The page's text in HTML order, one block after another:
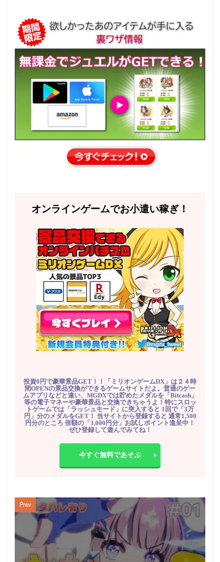
オンラインゲームでお小遣い稼ぎ！
投資0円で豪華景品GET！！「ミリオンゲームDX」は２４時
間OPENの景品交換ができるゲームサイトだよ。普通のゲー
ムアプリなどと違い、MGDXでは貯めたメダルを「Bitcash」
等の電子マネーや豪華景品と交換できちゃうよ！特にスロッ
トゲームでは「ラッシュモード」に突入すると 1回で「3万
円」分のメダルをGET！ 当サイトから登録すると 通常1,500
円分のところ 倍額の「3,000円分」お試しポイント進呈中！
ぜひ登録して遊んでみてね！
今すぐ無料であそぶ
Prev